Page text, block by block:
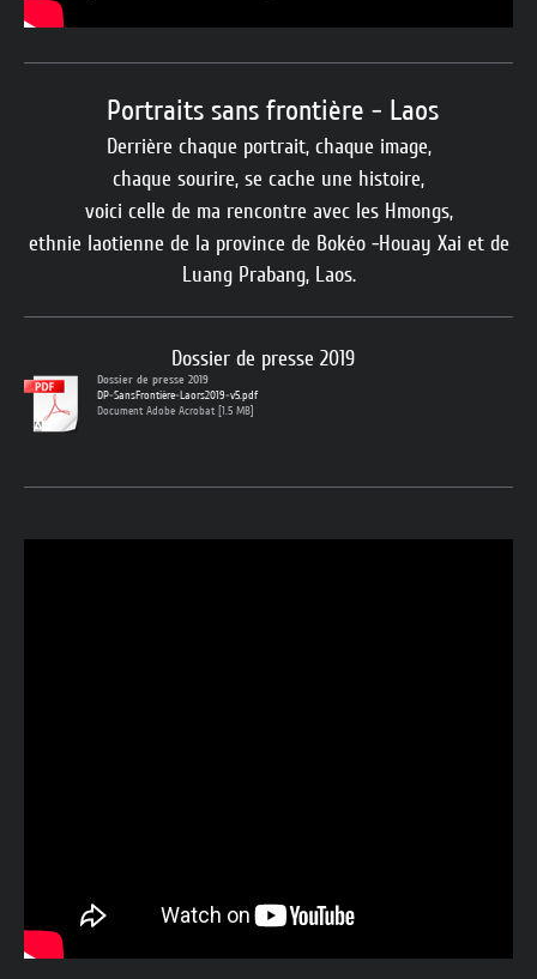
Portraits sans frontière - Laos
Derrière chaque portrait, chaque image,
chaque sourire, se cache une histoire,
voici celle de ma rencontre avec les Hmongs,
ethnie laotienne de la province de Bokéo -Houay Xai et de
Luang Prabang, Laos.
Dossier de presse 2019
Dossier de presse 2019
DP-SansFrontière-Laors2019-v5.pdf
Document Adobe Acrobat [1.5 MB]